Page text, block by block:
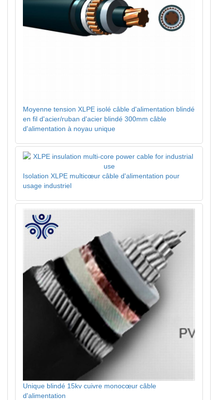
Moyenne tension XLPE isolé câble d'alimentation blindé
en fil d'acier/ruban d'acier blindé 300mm câble
d'alimentation à noyau unique
Isolation XLPE multicœur câble d'alimentation pour
usage industriel
Unique blindé 15kv cuivre monocœur câble
d'alimentation